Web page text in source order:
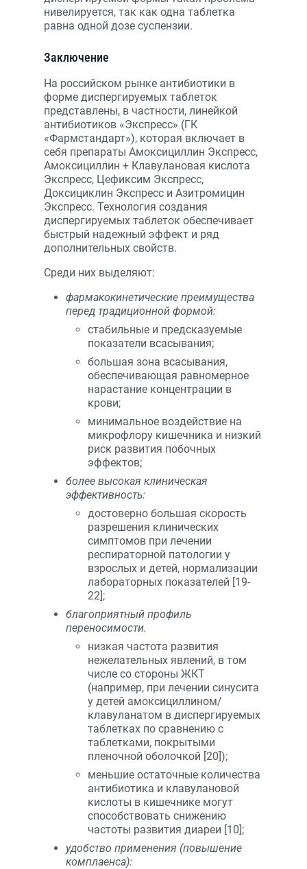
нивелируется, так как одна таблетка
равна одной дозе суспензии.
Заключение
На российском рынке антибиотики в
форме диспергируемых таблеток
представлены, в частности, линейкой
антибиотиков «Экспресс» (ГК
«Фармстандарт»), которая включает в
себя препараты Амоксициллин Экспресс,
Амоксициллин + Клавулановая кислота
Экспресс, Цефиксим Экспресс,
Доксициклин Экспресс и Азитромицин
Экспресс. Технология создания
диспергируемых таблеток обеспечивает
быстрый надежный эффект и ряд
дополнительных свойств.
Среди них выделяют:
фармакокинетические преимущества
перед традиционной формой:
стабильные и предсказуемые
показатели всасывания;
большая зона всасывания,
обеспечивающая равномерное
нарастание концентрации в
крови;
минимальное воздействие на
микрофлору кишечника и низкий
риск развития побочных
эффектов;
более высокая клиническая
эффективность:
достоверно большая скорость
разрешения клинических
симптомов при лечении
респираторной патологии у
взрослых и детей, нормализации
лабораторных показателей [19-
22];
благоприятный профиль
переносимости.
низкая частота развития
нежелательных явлений, в том
числе со стороны ЖКТ
(например, при лечении синусита
у детей амоксициллином/
клавуланатом в диспергируемых
таблетках по сравнению с
таблетками, покрытыми
пленочной оболочкой [20]);
меньшие остаточные количества
антибиотика и клавулановой
кислоты в кишечнике могут
способствовать снижению
частоты развития диареи [10];
удобство применения (повышение
комплаенса):